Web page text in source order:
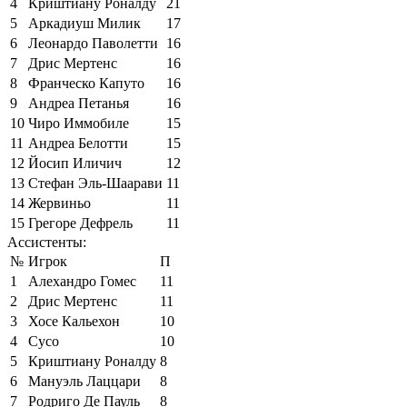
5
Аркадиуш Милик
17
6
Леонардо Паволетти
16
7
Дрис Мертенс
16
8
Франческо Капуто
16
9
Андреа Петанья
16
10 Чиро Иммобиле
15
11 Андреа Белотти
15
12 Йосип Иличич
12
13 Стефан Эль-Шаарави 11
14 Жервиньо
11
15 Грегоре Дефрель
11
Ассистенты:
№ Игрок
П
1
Алехандро Гомес
11
2
Дрис Мертенс
11
3
Хосе Кальехон
10
4
Сусо
10
5
Криштиану Роналду 8
6
Мануэль Лаццари
8
7
Родриго Де Пауль 8